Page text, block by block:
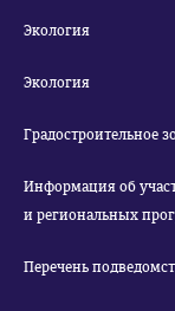
Экология
Экология
Градостроительное
Информация об
и региональных
Перечень